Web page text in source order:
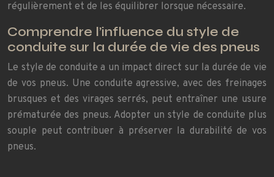
régulièrement et de les équilibrer lorsque nécessaire.
Comprendre l’influence du style de
conduite sur la durée de vie des pneus
Le style de conduite a un impact direct sur la durée de vie
de vos pneus. Une conduite agressive, avec des freinages
brusques et des virages serrés, peut entraîner une usure
prématurée des pneus. Adopter un style de conduite plus
souple peut contribuer à préserver la durabilité de vos
pneus.